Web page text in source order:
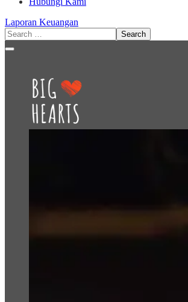
Laporan Keuangan